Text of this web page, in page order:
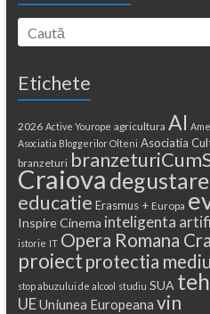
Etichete
2026 Active Yourope agricultura AI
Asociatia Bloggerilor Olteni Asociatia
branzeturi
Craiova degustare
educatie Erasmus + Europa
Inspire Cinema inteligenta
istorie IT Opera Romana
proiect protectia
stop abuzului de alcool studiu SUA
UEUniunea Europeana vin